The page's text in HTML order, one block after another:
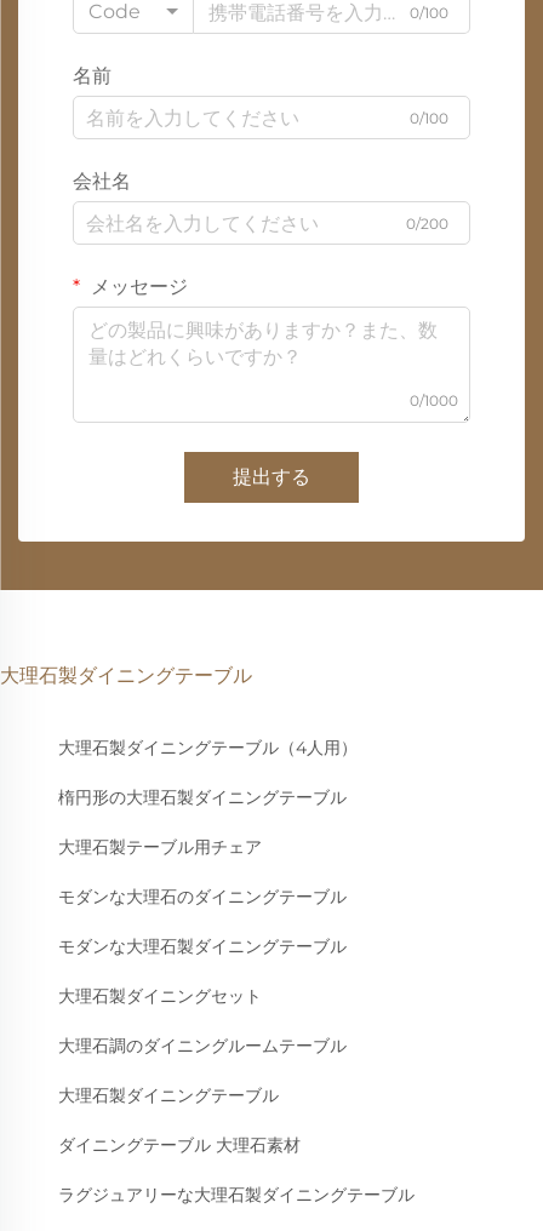
Code 0/100
名前
0/100
会社名
0/200
メッセージ
0/1000
提出する
大理石製ダイニングテーブル
大理石製ダイニングテーブル（4人用）
楕円形の大理石製ダイニングテーブル
大理石製テーブル用チェア
モダンな大理石のダイニングテーブル
モダンな大理石製ダイニングテーブル
大理石製ダイニングセット
大理石調のダイニングルームテーブル
大理石製ダイニングテーブル
ダイニングテーブル 大理石素材
ラグジュアリーな大理石製ダイニングテーブル